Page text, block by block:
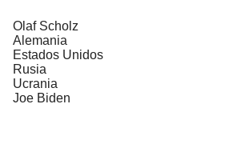
Olaf Scholz
Alemania
Estados Unidos
Rusia
Ucrania
Joe Biden